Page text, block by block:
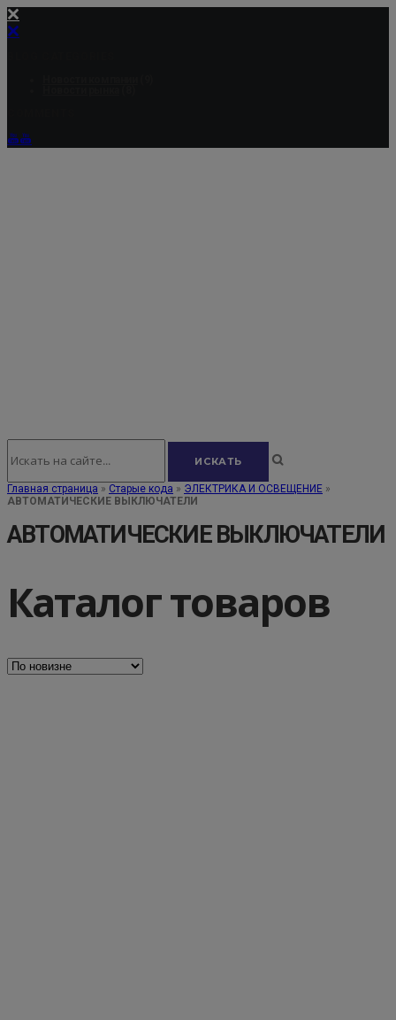
Главная страница » Старые кода » ЭЛЕКТРИКА И ОСВЕЩЕНИЕ »
АВТОМАТИЧЕСКИЕ ВЫКЛЮЧАТЕЛИ
АВТОМАТИЧЕСКИЕ ВЫКЛЮЧАТЕЛИ
Каталог товаров